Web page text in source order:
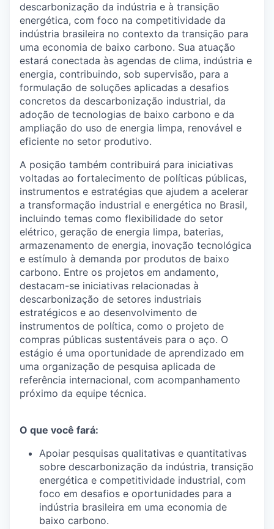
descarbonização da indústria e à transição
energética, com foco na competitividade da
indústria brasileira no contexto da transição para
uma economia de baixo carbono. Sua atuação
estará conectada às agendas de clima, indústria e
energia, contribuindo, sob supervisão, para a
formulação de soluções aplicadas a desafios
concretos da descarbonização industrial, da
adoção de tecnologias de baixo carbono e da
ampliação do uso de energia limpa, renovável e
eficiente no setor produtivo.
A posição também contribuirá para iniciativas
voltadas ao fortalecimento de políticas públicas,
instrumentos e estratégias que ajudem a acelerar
a transformação industrial e energética no Brasil,
incluindo temas como flexibilidade do setor
elétrico, geração de energia limpa, baterias,
armazenamento de energia, inovação tecnológica
e estímulo à demanda por produtos de baixo
carbono. Entre os projetos em andamento,
destacam-se iniciativas relacionadas à
descarbonização de setores industriais
estratégicos e ao desenvolvimento de
instrumentos de política, como o projeto de
compras públicas sustentáveis para o aço. O
estágio é uma oportunidade de aprendizado em
uma organização de pesquisa aplicada de
referência internacional, com acompanhamento
próximo da equipe técnica.
O que você fará:
Apoiar pesquisas qualitativas e quantitativas
sobre descarbonização da indústria, transição
energética e competitividade industrial, com
foco em desafios e oportunidades para a
indústria brasileira em uma economia de
baixo carbono.